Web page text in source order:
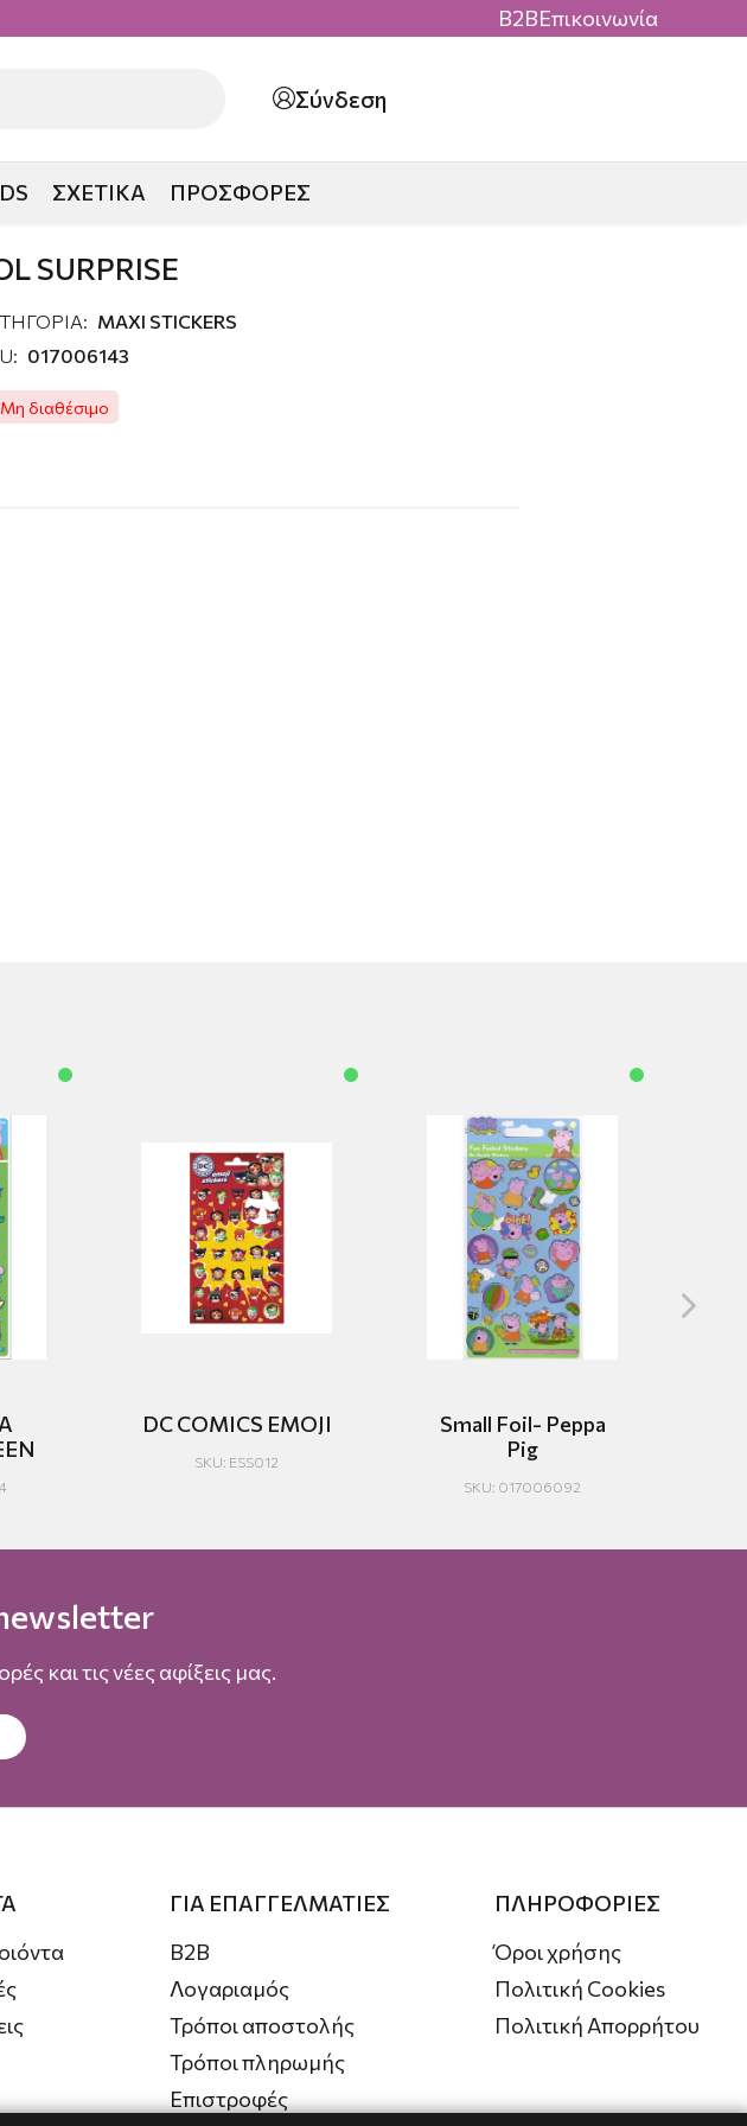
B2BΕπικοινωνία
Σύνδεση
ΣΧΕΤΙΚΑ ΠΡΟΣΦΟΡΕΣ
SURPRISE
MAXI STICKERS
017006143
Μη διαθέσιμο
DC COMICS EMOJI
SKU: ESS012
Small Foil- Peppa
Pig
SKU: 017006092
και τις νέες αφίξεις μας.
ΓΙΑ ΕΠΑΓΓΕΛΜΑΤΙΕΣ
B2B
Λογαριαμός
Τρόποι αποστολής
Τρόποι πληρωμής
Επιστροφές
ΠΛΗΡΟΦΟΡΙΕΣ
Όροι χρήσης
Πολιτική Cookies
Πολιτική Απορρήτου